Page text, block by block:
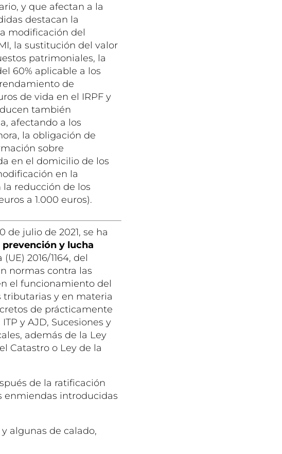
y que afectan a la
destacan la
modificación del
la sustitución del valor
patrimoniales, la
60% aplicable a los
de
de vida en el IRPF y
también
afectando a los
la obligación de
sobre
en el domicilio de los
en la
reducción de los
a 1.000 euros).
de julio de 2021, se ha
prevención y lucha
2016/1164, del
normas contra las
el funcionamiento del
tributarias y en materia
de prácticamente
y AJD, Sucesiones y
además de la Ley
Catastro o Ley de la
de la ratificación
enmiendas introducidas
algunas de calado,